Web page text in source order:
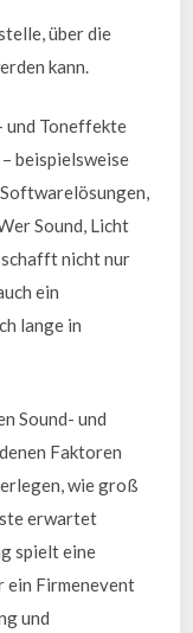
über die
kann.
und Toneffekte
beispielsweise
Sound, Licht
nicht nur
ein
lange in
Sound- und
Faktoren
wie groß
erwartet
spielt eine
ein Firmenevent
und